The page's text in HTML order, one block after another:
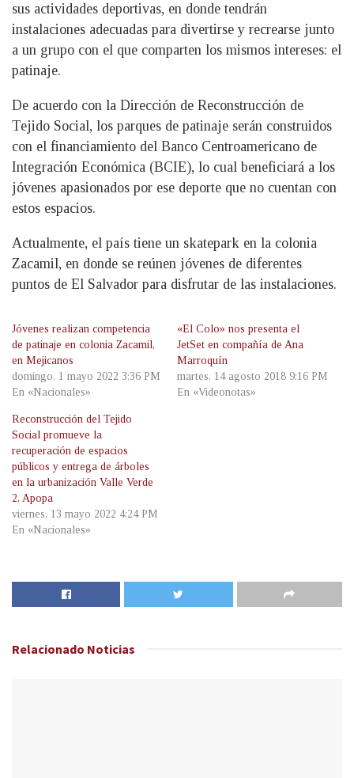
sus actividades deportivas, en donde tendrán
instalaciones adecuadas para divertirse y recrearse junto
a un grupo con el que comparten los mismos intereses: el
patinaje.
De acuerdo con la Dirección de Reconstrucción de
Tejido Social, los parques de patinaje serán construidos
con el financiamiento del Banco Centroamericano de
Integración Económica (BCIE), lo cual beneficiará a los
jóvenes apasionados por ese deporte que no cuentan con
estos espacios.
Actualmente, el país tiene un skatepark en la colonia
Zacamil, en donde se reúnen jóvenes de diferentes
puntos de El Salvador para disfrutar de las instalaciones.
Jóvenes realizan competencia
de patinaje en colonia Zacamil,
en Mejicanos
domingo, 1 mayo 2022 3:36 PM
En «Nacionales»
«El Colo» nos presenta el
JetSet en compañía de Ana
Marroquín
martes, 14 agosto 2018 9:16 PM
En «Videonotas»
Reconstrucción del Tejido
Social promueve la
recuperación de espacios
públicos y entrega de árboles
en la urbanización Valle Verde
2, Apopa
viernes, 13 mayo 2022 4:24 PM
En «Nacionales»
Relacionado Noticias